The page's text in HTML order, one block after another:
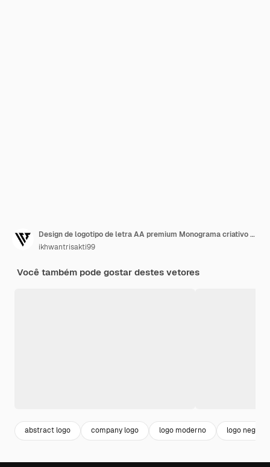
Design de logotipo de letra AA premium Monograma criativo de triângulo de luxo
ikhwantrisakti99
Você também pode gostar destes vetores
abstract logo company logo logo moderno logo